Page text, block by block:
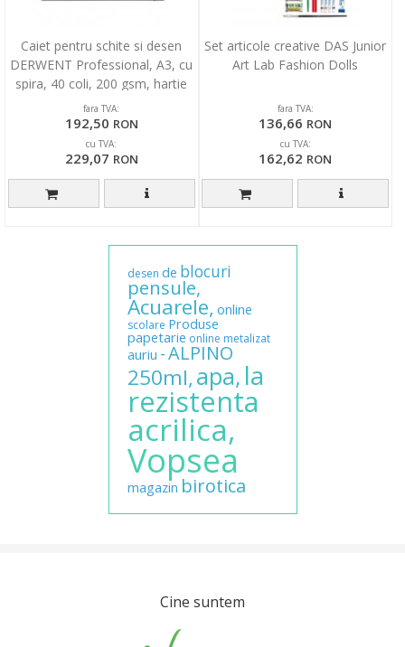
Caiet pentru schite si desen
DERWENT Professional, A3, cu
spira, 40 coli, 200 gsm, hartie
neagra, ne
fara TVA:
192,50 RON
cu TVA:
229,07 RON
Set articole creative DAS Junior
Art Lab Fashion Dolls
fara TVA:
136,66 RON
cu TVA:
162,62 RON
desen de blocuri
pensule,
Acuarele, online
scolare Produse
papetarie online metalizat
auriu -ALPINO
250ml,apa, la
rezistenta
acrilica,
Vopsea
magazin birotica
Cine suntem